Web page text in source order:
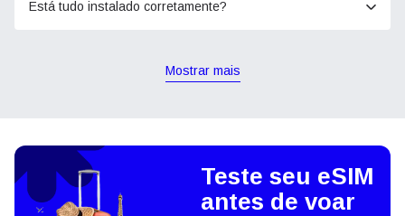
Está tudo instalado corretamente?
Mostrar mais
Teste seu eSIM
antes de voar